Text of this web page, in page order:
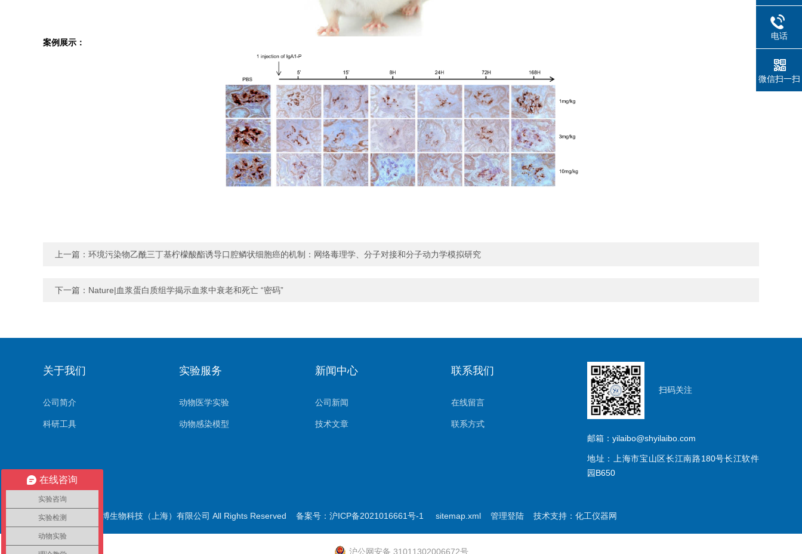
案例展示：
上一篇： 环境污染物乙酰三丁基柠檬酸酯诱导口腔鳞状细胞癌的机制：网络毒理学、分子对接和分子动力学模拟研究
下一篇： Nature|血浆蛋白质组学揭示血浆中衰老和死亡 “密码”
关于我们
公司简介
科研工具
实验服务
动物医学实验
动物感染模型
新闻中心
公司新闻
技术文章
联系我们
在线留言
联系方式
扫码关注
邮箱：yilaibo@shyilaibo.com
地址：上海市宝山区长江南路180号长江软件
园B650
版权所有© 伊莱博生物科技（上海）有限公司 All Rights Reserved 备案号：沪ICP备2021016661号-1 sitemap.xml 管理登陆 技术支持： 化工仪器网
电话
微信扫一扫
沪公网安备 31011302006672号
在线咨询
实验咨询
实验检测
动物实验